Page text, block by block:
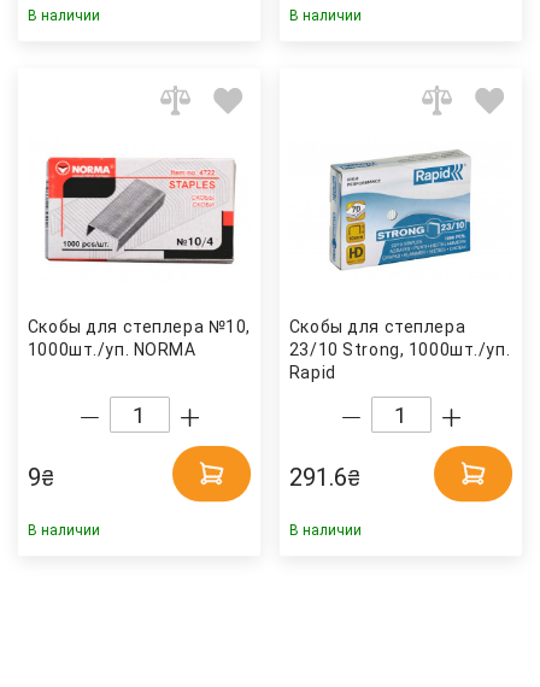
В наличии В наличии
Скобы для степлера №10,
1000шт./уп. NORMA
9₴
В наличии
Скобы для степлера
23/10 Strong, 1000шт./уп.
Rapid
291.6₴
В наличии